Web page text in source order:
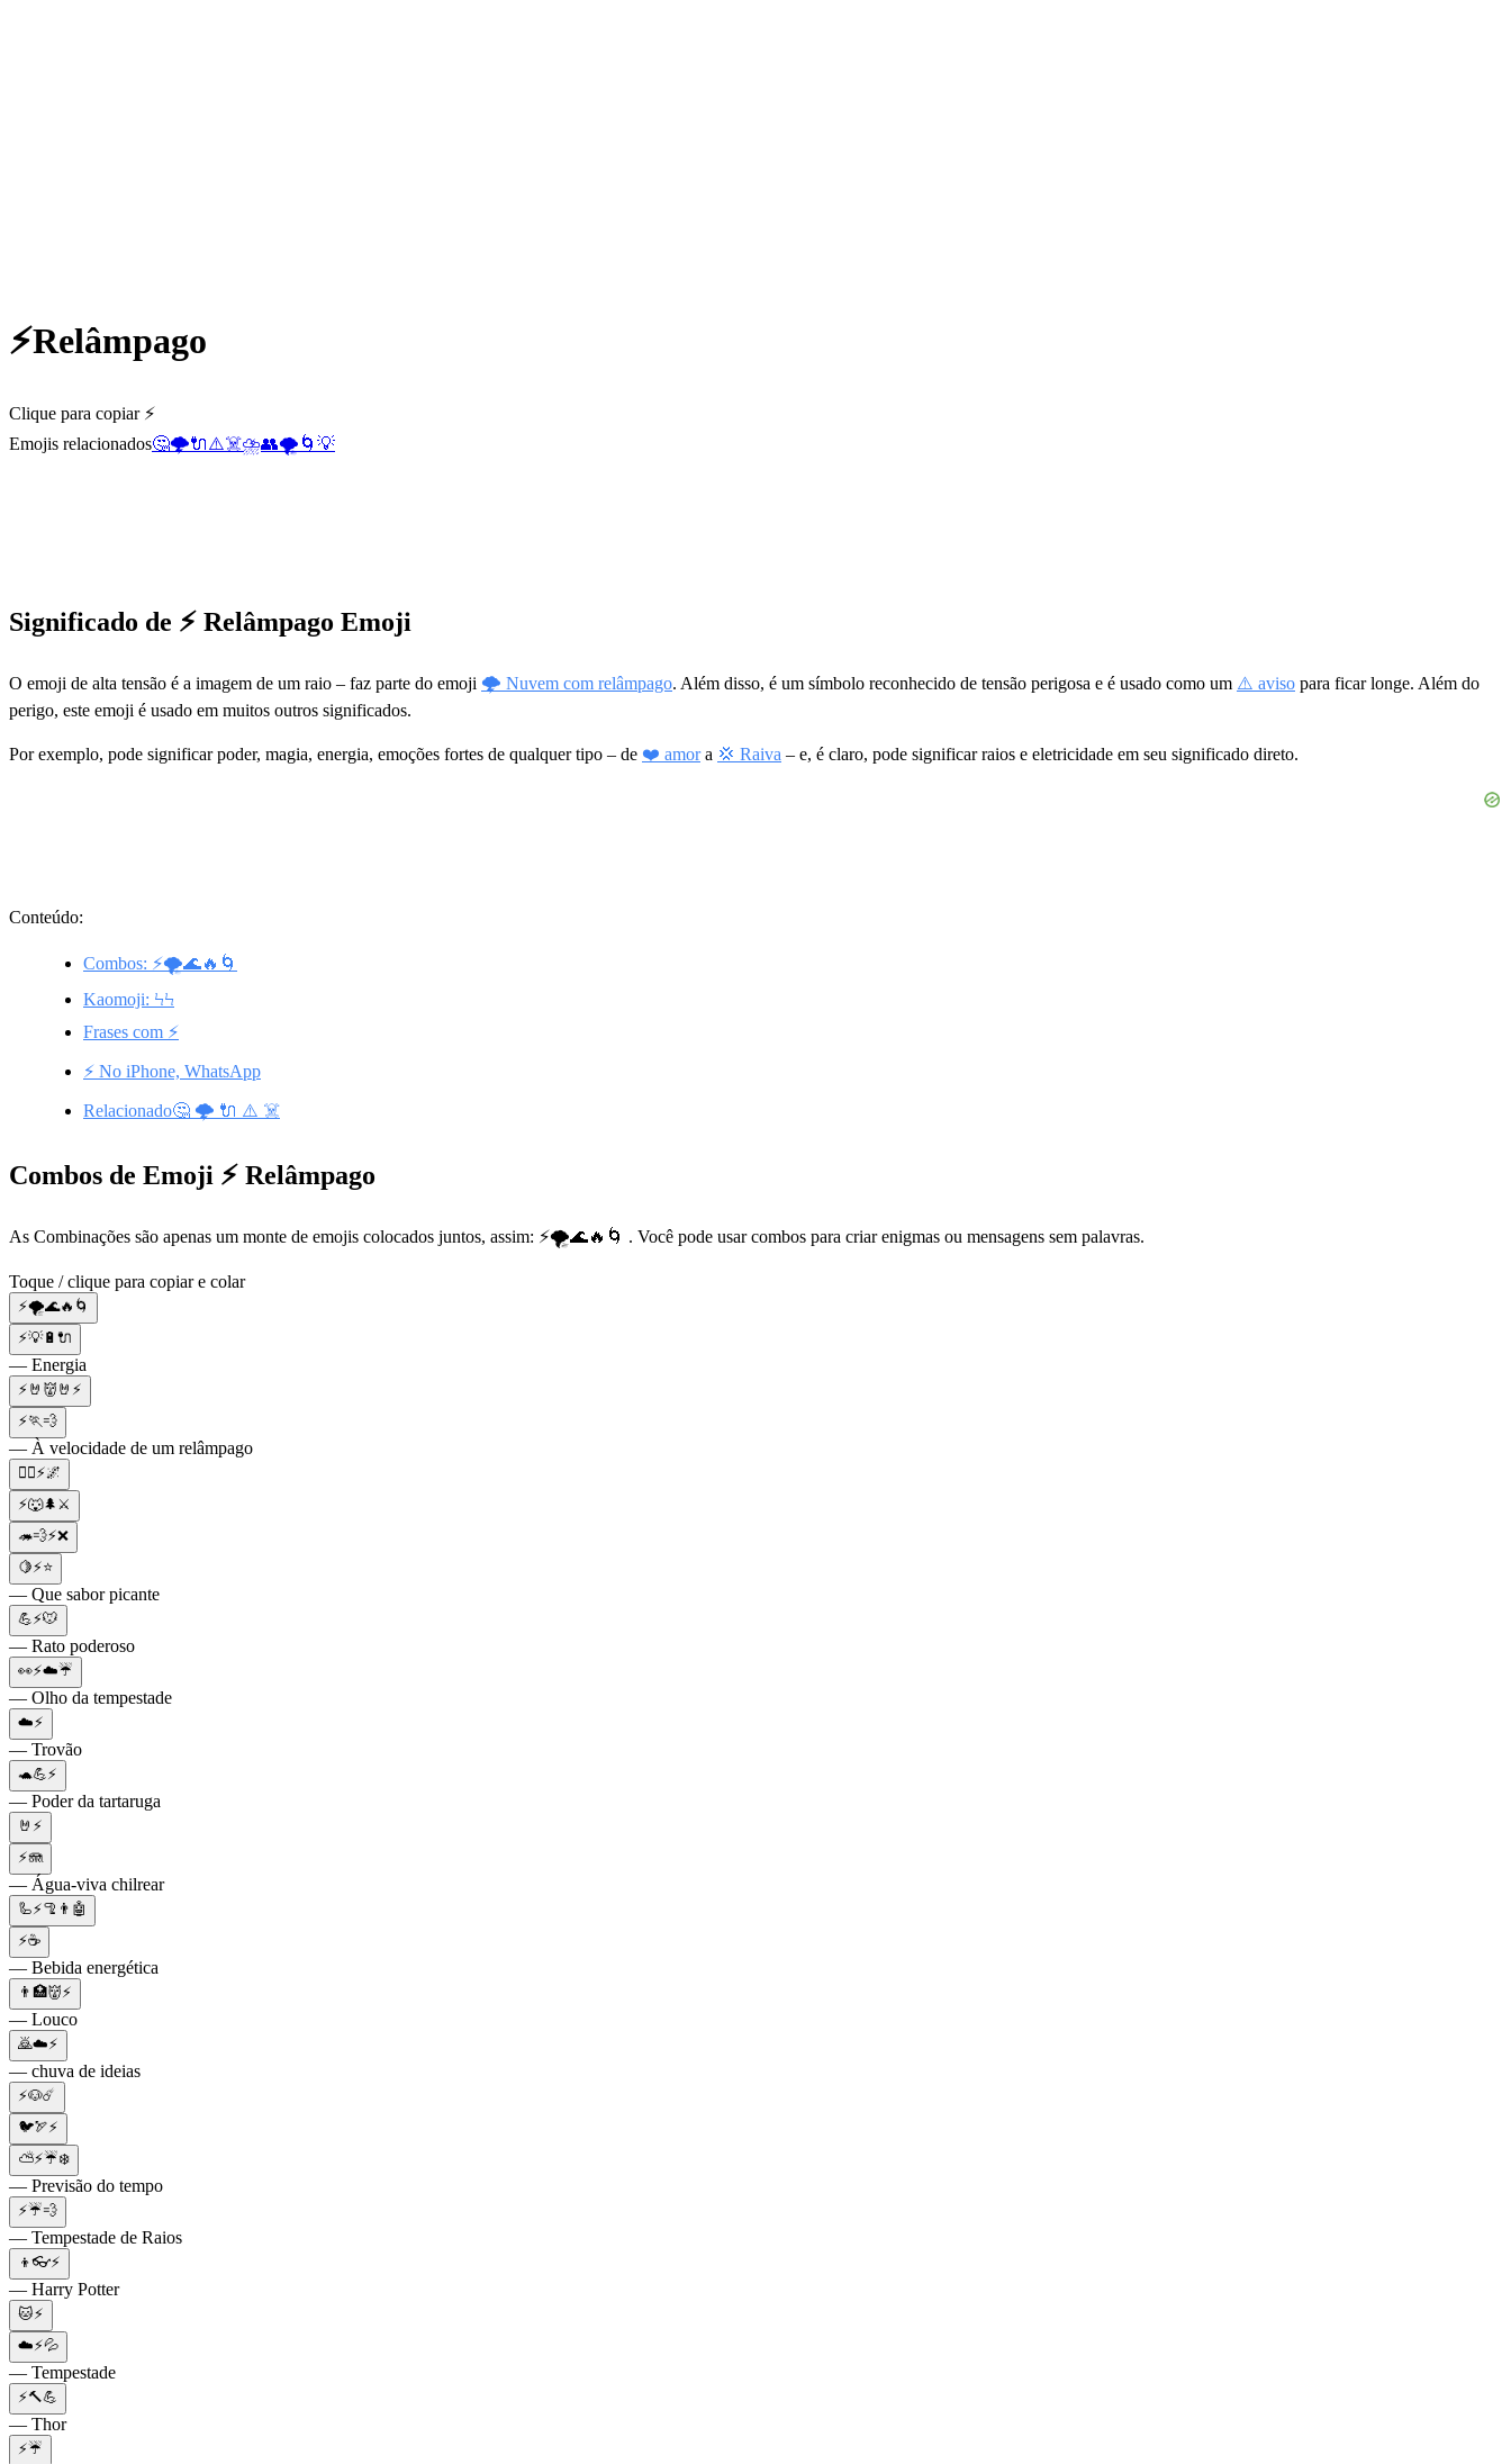
⚡Relâmpago
Clique para copiar ⚡
Emojis relacionados🤔🌩️🔌⚠️☠️⛈️👥🌪️ 🌀 💡
Significado de ⚡ Relâmpago Emoji
O emoji de alta tensão é a imagem de um raio – faz parte do emoji 🌩 Nuvem com relâmpago. Além disso, é um símbolo reconhecido de tensão perigosa e é usado como um ⚠️ aviso para ficar longe. Além do
perigo, este emoji é usado em muitos outros significados.
Por exemplo, pode significar poder, magia, energia, emoções fortes de qualquer tipo – de ❤️ amora 💢 Raiva – e, é claro, pode significar raios e eletricidade em seu significado direto.
Conteúdo:
Combos: ⚡🌪️🌊🔥🌀
Kaomoji: ϞϞ
Frases com ⚡
⚡ No iPhone, WhatsApp
Relacionado🤔 🌩️ 🔌 ⚠️ ☠️
Combos de Emoji ⚡ Relâmpago
As Combinações são apenas um monte de emojis colocados juntos, assim: ⚡🌪️🌊🔥🌀 . Você pode usar combos para criar enigmas ou mensagens sem palavras.
Toque / clique para copiar e colar
⚡🌪️🌊🔥🌀
⚡💡🔋🔌
— Energia
⚡🤘👹🤘⚡
⚡🏃💨
— À velocidade de um relâmpago
🧙‍♂️⚡🌌
⚡🐺🌲⚔️
🦔💨⚡❌
🍋⚡⭐
— Que sabor picante
💪⚡🐭
— Rato poderoso
👀⚡☁️☔
— Olho da tempestade
☁️⚡
— Trovão
🐢💪⚡
— Poder da tartaruga
🤘⚡
⚡🪼
— Água-viva chilrear
🦾⚡🦿👨🤖
⚡☕
— Bebida energética
👨🏥👹⚡
— Louco
🙇☁️⚡
— chuva de ideias
⚡🐶☄️
🐦🏹⚡
⛅⚡☔❄️
— Previsão do tempo
⚡☔💨
— Tempestade de Raios
👦👓⚡
— Harry Potter
🐱⚡
☁️⚡💦
— Tempestade
⚡🔨💪
— Thor
⚡☔